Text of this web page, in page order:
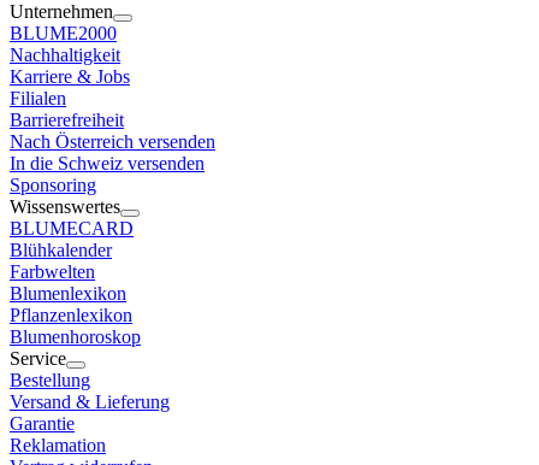
Unternehmen
BLUME2000
Nachhaltigkeit
Karriere & Jobs
Filialen
Barrierefreiheit
Nach Österreich versenden
In die Schweiz versenden
Sponsoring
Wissenswertes
BLUMECARD
Blühkalender
Farbwelten
Blumenlexikon
Pflanzenlexikon
Blumenhoroskop
Service
Bestellung
Versand & Lieferung
Garantie
Reklamation